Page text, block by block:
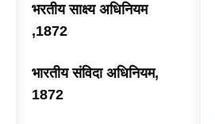
भरतीय साक्ष्य अधिनियम
,1872
भारतीय संविदा अधिनियम,
1872